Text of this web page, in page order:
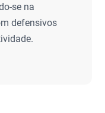
se na
defensivos